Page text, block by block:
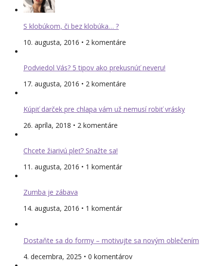
S klobúkom, či bez klobúka… ?
10. augusta, 2016 • 2 komentáre
Podviedol Vás? 5 tipov ako prekusnúť neveru!
17. augusta, 2016 • 2 komentáre
Kúpiť darček pre chlapa vám už nemusí robiť vrásky
26. apríla, 2018 • 2 komentáre
Chcete žiarivú pleť? Snažte sa!
11. augusta, 2016 • 1 komentár
Zumba je zábava
14. augusta, 2016 • 1 komentár
Dostaňte sa do formy – motivujte sa novým oblečením
4. decembra, 2025 • 0 komentárov